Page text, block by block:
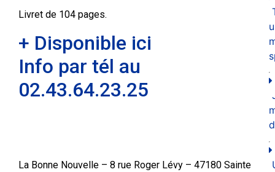
Livret de 104 pages.
+ Disponible ici
Info par tél au
02.43.64.23.25
La Bonne Nouvelle – 8 rue Roger Lévy – 47180 Sainte